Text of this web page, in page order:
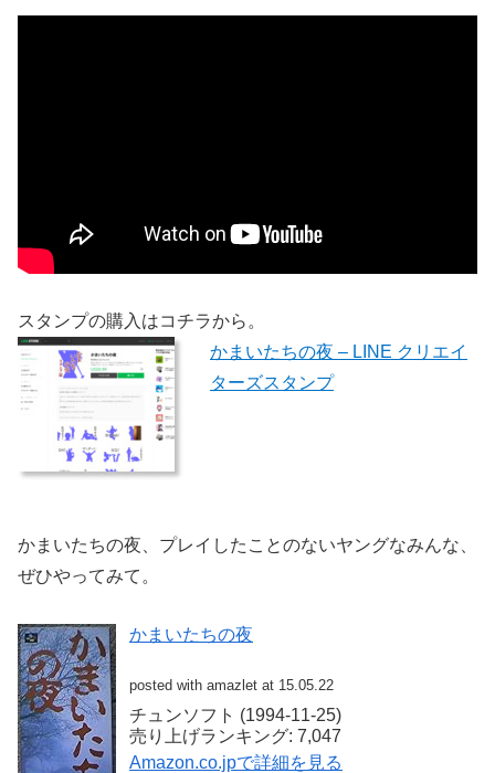
スタンプの購入はコチラから。
かまいたちの夜 – LINE クリエイ
ターズスタンプ
かまいたちの夜、プレイしたことのないヤングなみんな、
ぜひやってみて。
かまいたちの夜
posted with amazlet at 15.05.22
チュンソフト (1994-11-25)
売り上げランキング: 7,047
Amazon.co.jpで詳細を見る